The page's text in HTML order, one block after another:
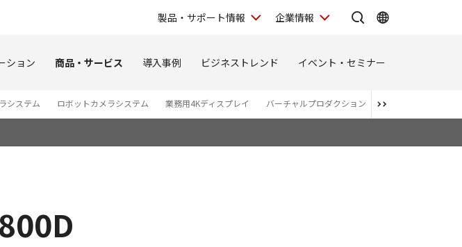
製品・サポート情報 企業情報
ション 商品・サービス 導入事例 ビジネストレンド イベント・セミナー
システム ロボットカメラシステム 業務用4Kディスプレイ バーチャルプロダクション 関連商品・アライア